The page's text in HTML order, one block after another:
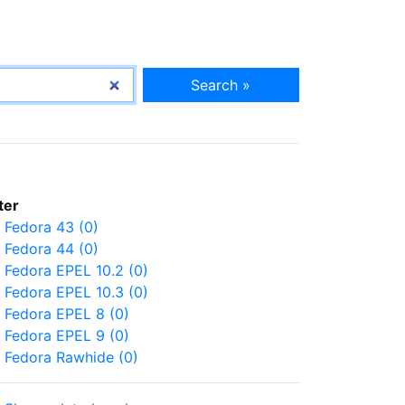
Search »
Fedora 43 (0)
Fedora 44 (0)
Fedora EPEL 10.2 (0)
Fedora EPEL 10.3 (0)
Fedora EPEL 8 (0)
Fedora EPEL 9 (0)
Fedora Rawhide (0)